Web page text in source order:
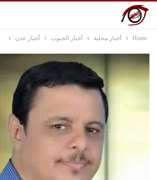
Home أخبار محلية أخبار الجنوب أخبار عدن